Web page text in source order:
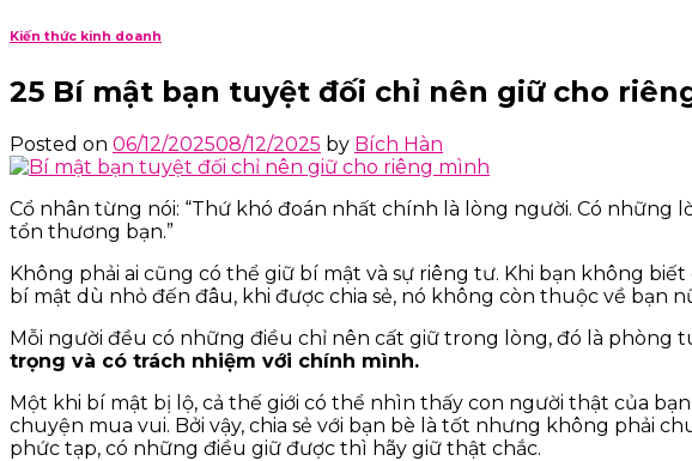
Kiến thức kinh doanh
25 Bí mật bạn tuyệt đối chỉ nên giữ cho
Posted on 06/12/202508/12/2025 by Bích Hàn
Cổ nhân từng nói: “Thứ khó đoán nhất chính là lòng người. Có
tổn thương bạn.”
Không phải ai cũng có thể giữ bí mật và sự riêng tư. Khi bạn không
bí mật dù nhỏ đến đâu, khi được chia sẻ, nó không còn thuộc về bạn
Mỗi người đều có những điều chỉ nên cất giữ trong lòng, đó là phòng
trọng và có trách nhiệm với chính mình.
Một khi bí mật bị lộ, cả thế giới có thể nhìn thấy con người thật của
chuyện mua vui. Bởi vậy, chia sẻ với bạn bè là tốt nhưng không phải
phức tạp, có những điều giữ được thì hãy giữ thật chắc.